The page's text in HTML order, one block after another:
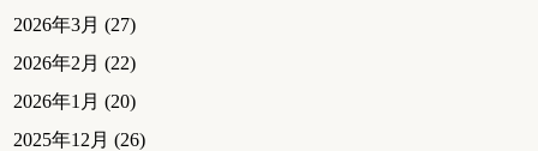
2026年3月 (27)
2026年2月 (22)
2026年1月 (20)
2025年12月 (26)